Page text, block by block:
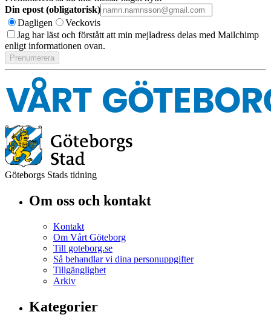
Din epost (obligatorisk)
Dagligen
Veckovis
Jag har läst och förstått att min mejladress delas med Mailchimp
enligt informationen ovan.
Göteborgs Stads tidning
Om oss och kontakt
Kontakt
Om Vårt Göteborg
Till goteborg.se
Så behandlar vi dina personuppgifter
Tillgänglighet
Arkiv
Kategorier